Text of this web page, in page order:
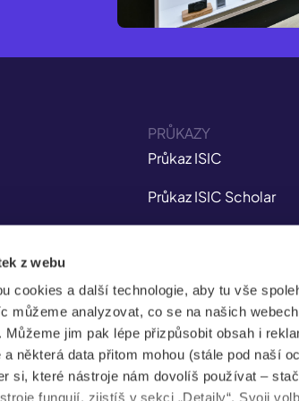
z webu
cookies a další technologie, aby tu vše
můžeme analyzovat, co se na našich
jim pak lépe přizpůsobit obsah i
některá data přitom mohou (stále pod naší
si, které nástroje nám dovolíš používat –
fungují, zjistíš v sekci „Detaily“. Svoji
PRŮKAZY
Průkaz ISIC
Průkaz ISIC Scholar
Průkaz AliveID